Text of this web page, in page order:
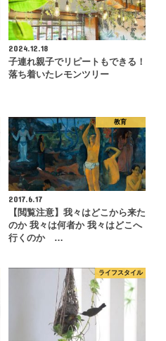
2024.12.18
子連れ親子でリピートもできる！
落ち着いたレモンツリー
教育
2017.6.17
【閲覧注意】我々はどこから来た
のか 我々は何者か 我々はどこへ
行くのか …
ライフスタイル